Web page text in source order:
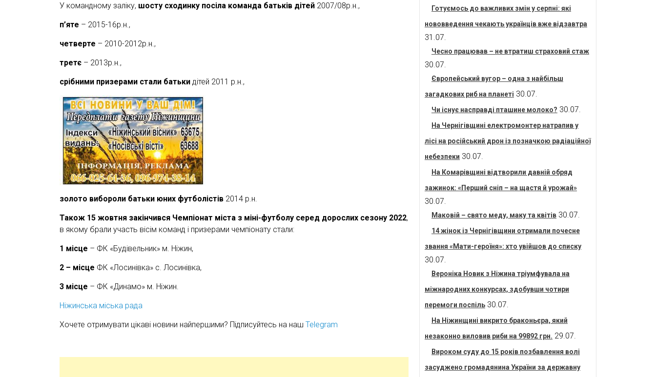
У командному заліку, шосту сходинку посіла команда батьків дітей 2007/08р.н.,
п’яте – 2015-16р.н.,
четверте – 2010-2012р.н.,
третє – 2013р.н.,
срібними призерами стали батьки дітей 2011 р.н.,
золото вибороли батьки юних футболістів 2014 р.н.
Також 15 жовтня закінчився Чемпіонат міста з міні-футболу серед дорослих сезону 2022,
в якому брали участь вісім команд і призерами чемпіонату стали:
1 місце – ФК «Будівельник» м. Ніжин,
2 – місце ФК «Лосинівка» с. Лосинівка,
3 місце – ФК «Динамо» м. Ніжин.
Ніжинська міська рада
Хочете отримувати цікаві новини найпершими? Підписуйтесь на наш Telegram
Готуємось до важливих змін у серпні: які
нововведення чекають українців вже відзавтра
31.07.
Чесно працював – не втратиш страховий стаж
30.07.
Європейський вугор – одна з найбільш
загадкових риб на планеті 30.07.
Чи існує насправді пташине молоко? 30.07.
На Чернігівщині електромонтер натрапив у
лісі на російський дрон із позначкою радіаційної
небезпеки 30.07.
На Комарівщині відтворили давній обряд
зажинок: «Перший сніп – на щастя й урожай»
30.07.
Маковій – свято меду, маку та квітів 30.07.
14 жінок із Чернігівщини отримали почесне
звання «Мати-героїня»: хто увійшов до списку
30.07.
Вероніка Новик з Ніжина тріумфувала на
міжнародних конкурсах, здобувши чотири
перемоги поспіль 30.07.
На Ніжинщині викрито браконьєра, який
незаконно виловив риби на 99892 грн. 29.07.
Вироком суду до 15 років позбавлення волі
засуджено громадянина України за державну